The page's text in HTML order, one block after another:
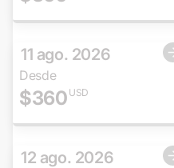
11 ago. 2026
Desde
$360 USD
12 ago. 2026